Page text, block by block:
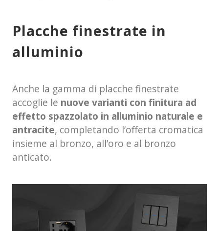
Placche finestrate in
alluminio
Anche la gamma di placche finestrate
accoglie le nuove varianti con finitura ad
effetto spazzolato in alluminio naturale e
antracite, completando l’offerta cromatica
insieme al bronzo, all’oro e al bronzo
anticato.